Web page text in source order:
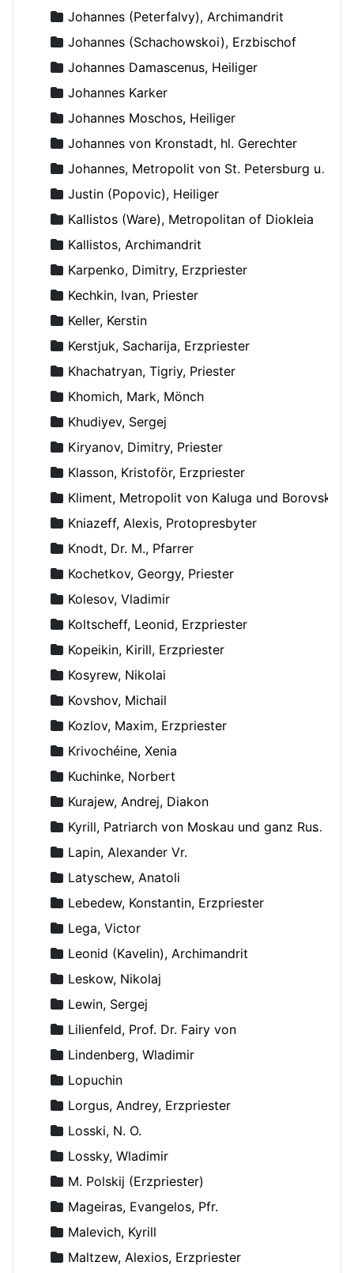
Johannes (Peterfalvy), Archimandrit
Johannes (Schachowskoi), Erzbischof
Johannes Damascenus, Heiliger
Johannes Karker
Johannes Moschos, Heiliger
Johannes von Kronstadt, hl. Gerechter
Johannes, Metropolit von St. Petersburg und Ladoga
Justin (Popovic), Heiliger
Kallistos (Ware), Metropolitan of Diokleia
Kallistos, Archimandrit
Karpenko, Dimitry, Erzpriester
Kechkin, Ivan, Priester
Keller, Kerstin
Kerstjuk, Sacharija, Erzpriester
Khachatryan, Tigriy, Priester
Khomich, Mark, Mönch
Khudiyev, Sergej
Kiryanov, Dimitry, Priester
Klasson, Kristoför, Erzpriester
Kliment, Metropolit von Kaluga und Borovsk
Kniazeff, Alexis, Protopresbyter
Knodt, Dr. M., Pfarrer
Kochetkov, Georgy, Priester
Kolesov, Vladimir
Koltscheff, Leonid, Erzpriester
Kopeikin, Kirill, Erzpriester
Kosyrew, Nikolai
Kovshov, Michail
Kozlov, Maxim, Erzpriester
Krivochéine, Xenia
Kuchinke, Norbert
Kurajew, Andrej, Diakon
Kyrill, Patriarch von Moskau und ganz Russland
Lapin, Alexander Vr.
Latyschew, Anatoli
Lebedew, Konstantin, Erzpriester
Lega, Victor
Leonid (Kavelin), Archimandrit
Leskow, Nikolaj
Lewin, Sergej
Lilienfeld, Prof. Dr. Fairy von
Lindenberg, Wladimir
Lopuchin
Lorgus, Andrey, Erzpriester
Losski, N. O.
Lossky, Wladimir
M. Polskij (Erzpriester)
Mageiras, Evangelos, Pfr.
Malevich, Kyrill
Maltzew, Alexios, Erzpriester